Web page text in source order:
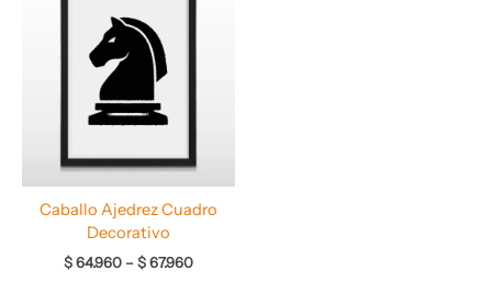
Caballo Ajedrez Cuadro
Decorativo
$64.960 –$67.960